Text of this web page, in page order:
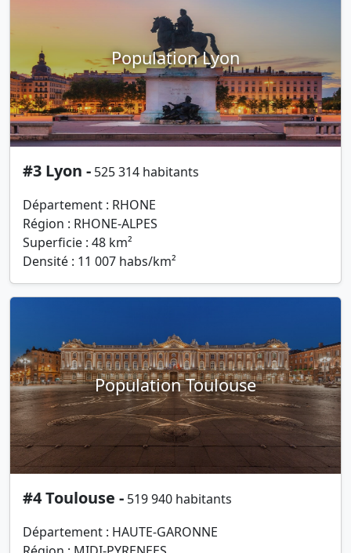
Population Lyon
#3 Lyon - 525 314 habitants
Département : RHONE
Région : RHONE-ALPES
Superficie : 48 km²
Densité : 11 007 habs/km²
Population Toulouse
#4 Toulouse - 519 940 habitants
Département : HAUTE-GARONNE